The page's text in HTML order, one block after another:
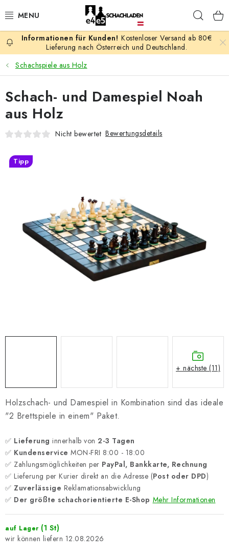
Inhalt
AKTION
SCHACHSPIELE
SCHACHFIGUREN
SCHACH-ANTIQUITÄTENLADEN
SCHACH ONLINE
SCHACH-MERCH
KONTAKT
Kostenloser Versand ab 80€
Lieferung nach Österreich und Deutschland.
Schachspiele aus Holz
Holzschach- und Damespiel in Kombination sind das ideale
"2 Brettspiele in einem" Paket.
✅ Lieferung innerhalb von 2-3 Tagen
✅ Kundenservice MON-FRI 8:00 - 18:00
✅ Zahlungsmöglichkeiten per PayPal, Bankkarte, Rechnung
✅ Lieferung per Kurier direkt an die Adresse (Post oder DPD)
✅ Zuverlässige Reklamationsabwicklung
✅ Der größte schachorientierte E-Shop Mehr Informationen
auf Lager (1 St)
12.08.2026
Schach- und Damespiel Noah
aus Holz
Nicht bewertet Bewertungsdetails
Tipp
+ nächste (11)